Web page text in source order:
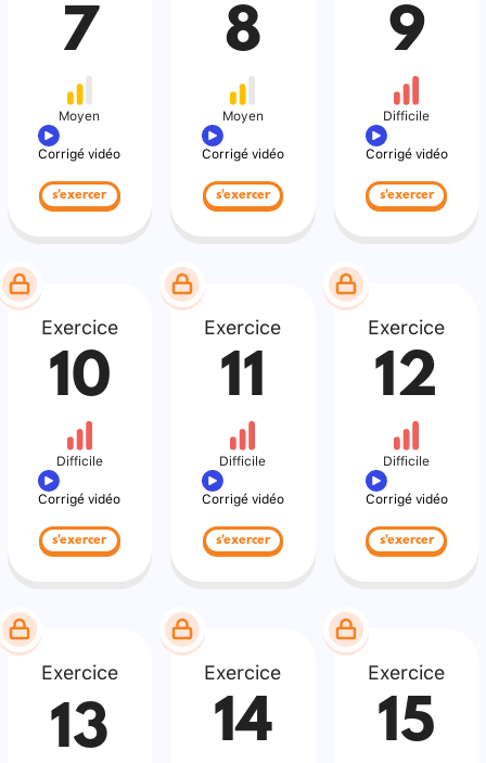
7
Moyen
Corrigé vidéo
s'exercer
8
Moyen
Corrigé vidéo
s'exercer
9
Difficile
Corrigé vidéo
s'exercer
Exercice
10
Difficile
Corrigé vidéo
s'exercer
Exercice
11
Difficile
Corrigé vidéo
s'exercer
Exercice
12
Difficile
Corrigé vidéo
s'exercer
Exercice
13
Exercice
14
Exercice
15